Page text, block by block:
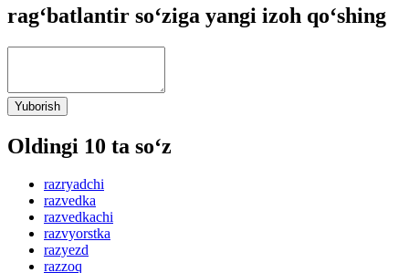
rag‘batlantir so‘ziga yangi izoh qo‘shing
Yuborish
Oldingi 10 ta so‘z
razryadchi
razvedka
razvedkachi
razvyorstka
razyezd
razzoq